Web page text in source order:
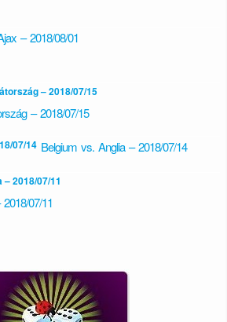
– 2018/08/01
– 2018/07/15
Belgium vs. Anglia – 2018/07/14
07/11